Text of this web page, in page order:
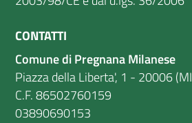
CONTATTI
Comune di Pregnana Milanese
Piazza della Liberta', 1 - 20006
C.F. 86502760159
03890690153